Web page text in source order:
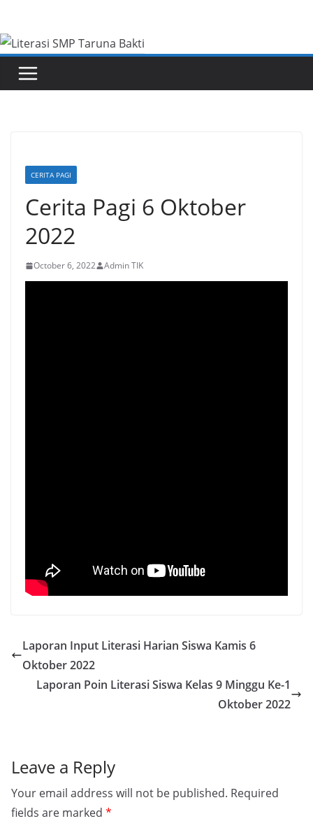
content
CERITA PAGI
Cerita Pagi 6 Oktober
2022
October 6, 2022 Admin TIK
Laporan Input Literasi Harian Siswa Kamis 6
Oktober 2022
Laporan Poin Literasi Siswa Kelas 9 Minggu Ke-1
Oktober 2022
Leave a Reply
Your email address will not be published. Required
fields are marked *